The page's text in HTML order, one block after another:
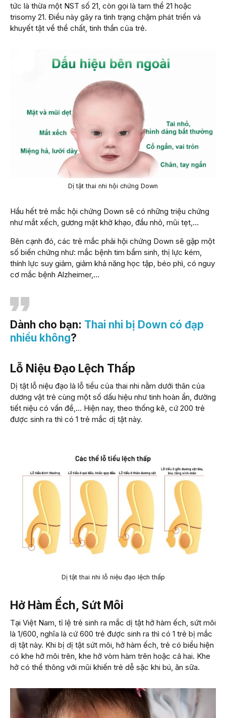
tức là thừa một NST số 21, còn gọi là tam thể 21 hoặc
trisomy 21. Điều này gây ra tình trạng chậm phát triển và
khuyết tật về thể chất, tinh thần của trẻ.
Dị tật thai nhi hội chứng Down
Hầu hết trẻ mắc hội chứng Down sẽ có những triệu chứng
như mắt xếch, gương mặt khờ khạo, đầu nhỏ, mũi tẹt,…
Bên cạnh đó, các trẻ mắc phải hội chứng Down sẽ gặp một
số biến chứng như: mắc bệnh tim bẩm sinh, thị lực kém,
thính lực suy giảm, giảm khả năng học tập, béo phì, có nguy
cơ mắc bệnh Alzheimer,…
Dành cho bạn: Thai nhi bị Down có đạp
nhiều không?
Lỗ Niệu Đạo Lệch Thấp
Dị tật lỗ niệu đạo là lỗ tiểu của thai nhi nằm dưới thân của
dương vật trẻ cùng một số dấu hiệu như tinh hoàn ẩn, đường
tiết niệu có vấn đề,… Hiện nay, theo thống kê, cứ 200 trẻ
được sinh ra thì có 1 trẻ mắc dị tật này.
Dị tật thai nhi lỗ niệu đạo lệch thấp
Hở Hàm Ếch, Sứt Môi
Tại Việt Nam, tỉ lệ trẻ sinh ra mắc dị tật hở hàm ếch, sứt môi
là 1/600, nghĩa là cứ 600 trẻ được sinh ra thì có 1 trẻ bị mắc
dị tật này. Khi bị dị tật sứt môi, hở hàm ếch, trẻ có biểu hiện
có khe hở môi trên, khe hở vòm hàm trên hoặc cả hai. Khe
hở có thể thông với mũi khiến trẻ dễ sặc khi bú, ăn sữa.